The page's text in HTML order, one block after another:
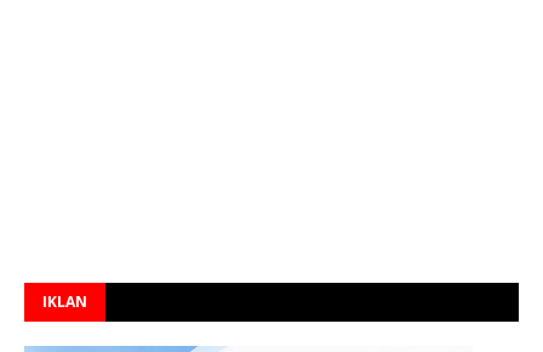
IKLAN